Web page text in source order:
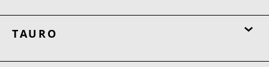
TAURO